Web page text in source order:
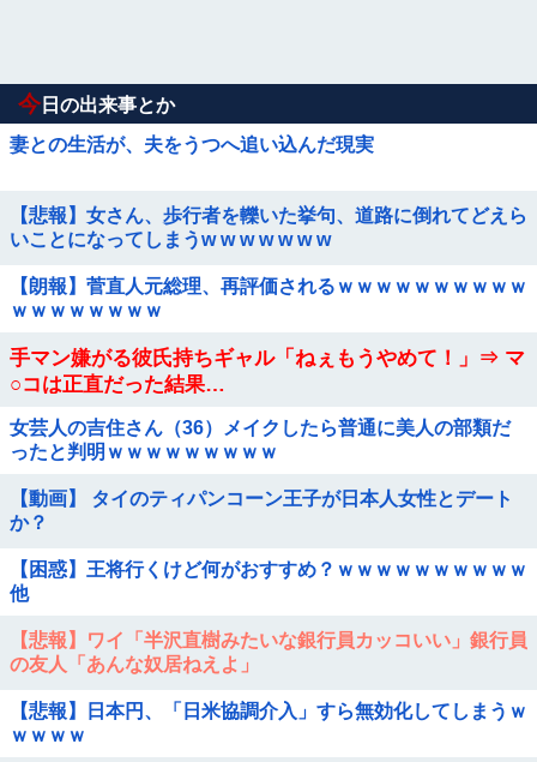
今 日の出来事とか
妻との生活が、夫をうつへ追い込んだ現実
【悲報】女さん、歩行者を轢いた挙句、道路に倒れてどえら
いことになってしまうw w w w w w w
【朗報】菅直人元総理、再評価されるｗｗｗｗｗｗｗｗｗｗ
ｗｗｗｗｗｗｗｗ
手マン嫌がる彼氏持ちギャル「ねぇもうやめて！」⇒ マ
○コは正直だった結果…
女芸人の吉住さん（36）メイクしたら普通に美人の部類だ
ったと判明ｗｗｗｗｗｗｗｗｗ
【動画】 タイのティパンコーン王子が日本人女性とデート
か？
【困惑】王将行くけど何がおすすめ？ｗｗｗｗｗｗｗｗｗｗ
他
【悲報】ワイ「半沢直樹みたいな銀行員カッコいい」銀行員
の友人「あんな奴居ねえよ」
【悲報】日本円、「日米協調介入」すら無効化してしまうｗ
ｗｗｗｗ